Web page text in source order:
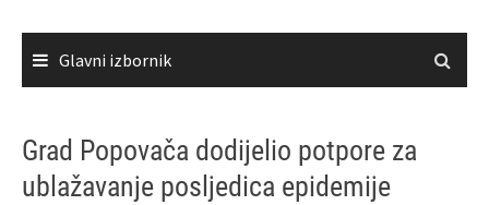
Glavni izbornik
Grad Popovača dodijelio potpore za
ublažavanje posljedica epidemije